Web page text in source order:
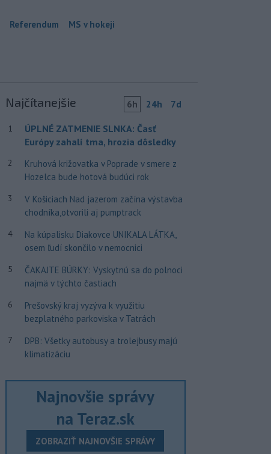
Referendum MS v hokeji
Najčítanejšie 6h 24h 7d
1
ÚPLNÉ ZATMENIE SLNKA: Časť
Európy zahalí tma, hrozia dôsledky
2
Kruhová križovatka v Poprade v smere z
Hozelca bude hotová budúci rok
3
V Košiciach Nad jazerom začína výstavba
chodníka,otvorili aj pumptrack
4
Na kúpalisku Diakovce UNIKALA LÁTKA,
osem ľudí skončilo v nemocnici
5
ČAKAJTE BÚRKY: Vyskytnú sa do polnoci
najmä v týchto častiach
6
Prešovský kraj vyzýva k využitiu
bezplatného parkoviska v Tatrách
7
DPB: Všetky autobusy a trolejbusy majú
klimatizáciu
Najnovšie správy
na Teraz.sk
ZOBRAZIŤ NAJNOVŠIE SPRÁVY